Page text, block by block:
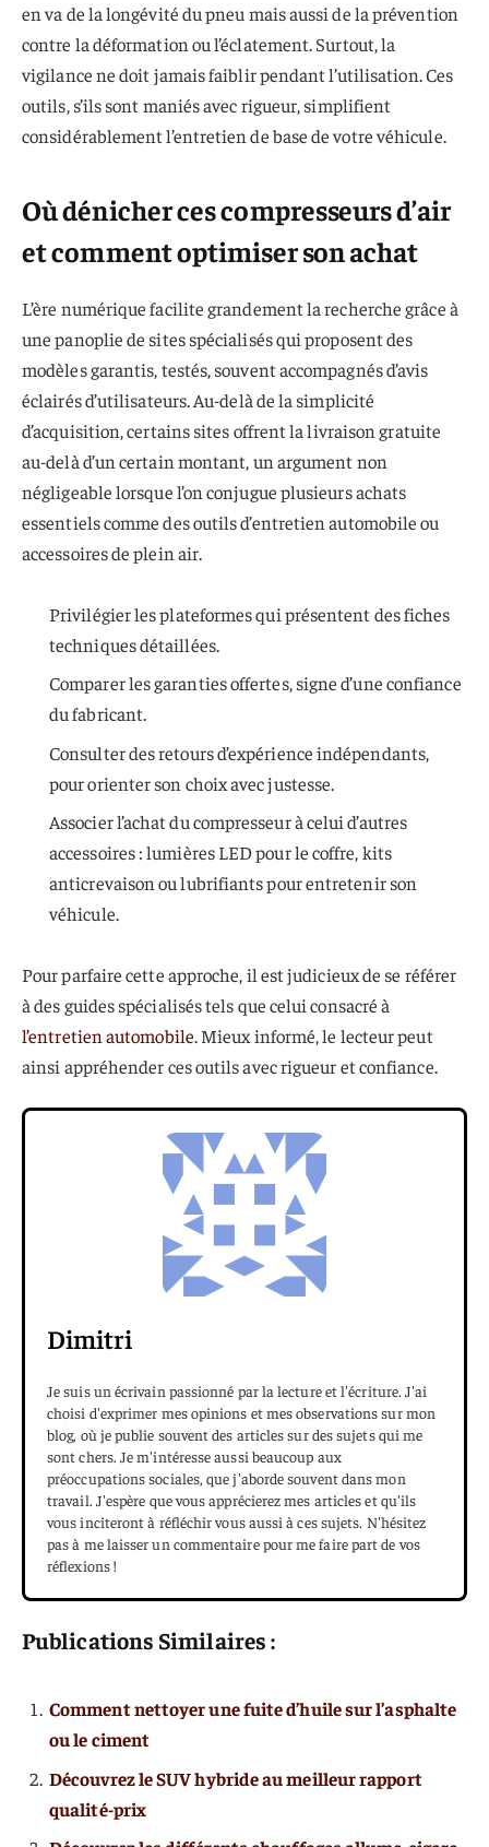
en va de la longévité du pneu mais aussi de la prévention
contre la déformation ou l’éclatement. Surtout, la
vigilance ne doit jamais faiblir pendant l’utilisation. Ces
outils, s’ils sont maniés avec rigueur, simplifient
considérablement l’entretien de base de votre véhicule.
Où dénicher ces compresseurs d’air
et comment optimiser son achat
L’ère numérique facilite grandement la recherche grâce à
une panoplie de sites spécialisés qui proposent des
modèles garantis, testés, souvent accompagnés d’avis
éclairés d’utilisateurs. Au-delà de la simplicité
d’acquisition, certains sites offrent la livraison gratuite
au-delà d’un certain montant, un argument non
négligeable lorsque l’on conjugue plusieurs achats
essentiels comme des outils d’entretien automobile ou
accessoires de plein air.
Privilégier les plateformes qui présentent des fiches
techniques détaillées.
Comparer les garanties offertes, signe d’une confiance
du fabricant.
Consulter des retours d’expérience indépendants,
pour orienter son choix avec justesse.
Associer l’achat du compresseur à celui d’autres
accessoires : lumières LED pour le coffre, kits
anticrevaison ou lubrifiants pour entretenir son
véhicule.
Pour parfaire cette approche, il est judicieux de se référer
à des guides spécialisés tels que celui consacré à
l’entretien automobile. Mieux informé, le lecteur peut
ainsi appréhender ces outils avec rigueur et confiance.
Dimitri
Je suis un écrivain passionné par la lecture et l'écriture. J'ai
choisi d'exprimer mes opinions et mes observations sur mon
blog, où je publie souvent des articles sur des sujets qui me
sont chers. Je m'intéresse aussi beaucoup aux
préoccupations sociales, que j'aborde souvent dans mon
travail. J'espère que vous apprécierez mes articles et qu'ils
vous inciteront à réfléchir vous aussi à ces sujets. N'hésitez
pas à me laisser un commentaire pour me faire part de vos
réflexions !
Publications Similaires :
Comment nettoyer une fuite d’huile sur l’asphalte
ou le ciment
Découvrez le SUV hybride au meilleur rapport
qualité-prix